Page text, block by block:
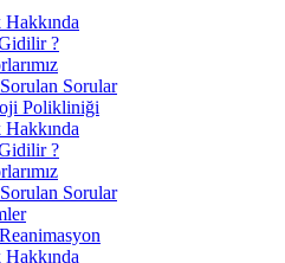
?
Sorulan Sorular
Polikliniği
?
Sorulan Sorular